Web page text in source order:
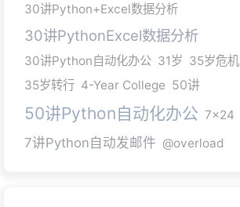
30讲Python+Excel数据分析
30讲PythonExcel数据分析
30讲Python自动化办公 31岁 35岁危机
35岁转行 4-Year College 50讲
50讲Python自动化办公 7x24
7讲Python自动发邮件 @overload